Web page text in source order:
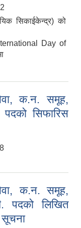
सिकाईकेन्द्र) को
Day of
क.न. समूह,
सिफारिस
क.न. समूह,
पदको लिखित
सूचना